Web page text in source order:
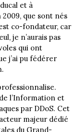
et à
2009, que sont nés
co-fondateur, car
je n’aurais pas
qui ont
j’ai pu fédérer
l’Information et
par DDoS. Cet
majeur dédié
du Grand-